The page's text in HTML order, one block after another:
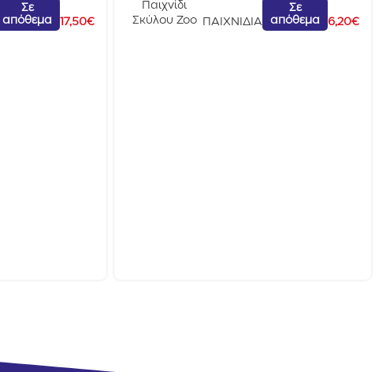
Σε
απόθεμα
17,50€
Παιχνίδι
Σκύλου Zoo
ΠΑΙΧΝΙΔΙΑ
Σε
απόθεμα
6,20€